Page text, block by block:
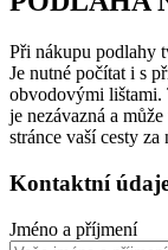
Při nákupu podlahy
Je nutné počítat i s
obvodovými lištami.
je nezávazná a
stránce vaší cesty
Kontaktní
Jméno a příjmení